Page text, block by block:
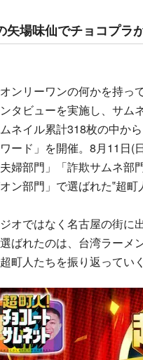
矢場味仙でチョコプラ
ンリーワンの何かを持っ
タビューを実施し、サム
ネイル累計318枚の中か
ワード」を開催。8月11日
夫婦部門」「詐欺サムネ
ン部門」で選ばれた‟超
オではなく名古屋の街に
ばれたのは、台湾ラーメ
町人たちを振り返っていく